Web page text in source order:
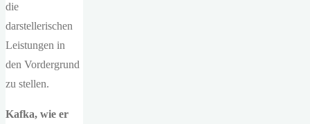
die
darstellerischen
Leistungen in
den Vordergrund
zu stellen.
Kafka, wie er